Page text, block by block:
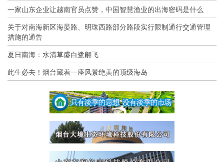
一家山东企业让越南官员点赞，中国智慧渔业的出海密码是什么
关于对南海新区海晏路、明珠西路部分路段实行限制通行交通管理
措施的通告
夏日南海：水清草盛白鹭翩飞
此生必去！烟台藏着一座风景绝美的顶级海岛